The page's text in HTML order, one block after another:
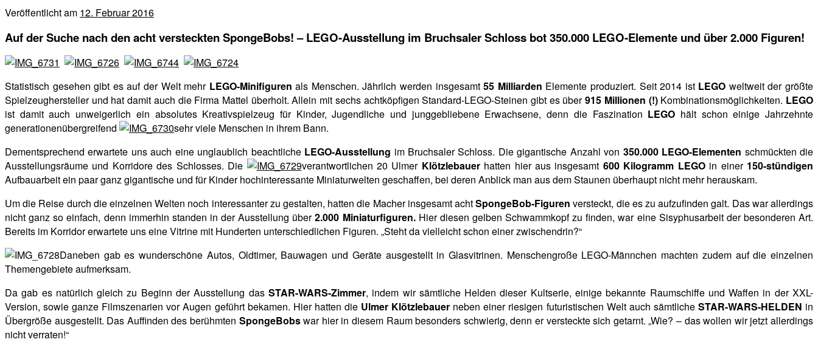
Veröffentlicht am 12. Februar 2016
Auf der Suche nach den acht versteckten SpongeBobs! – LEGO-Ausstellung im Bruchsaler Schloss bot 350.000 LEGO-Elemente und über 2.000 Figuren!
Statistisch gesehen gibt es auf der Welt mehr LEGO-Minifiguren als Menschen. Jährlich werden insgesamt55 Milliarden Elemente produziert. Seit 2014 ist LEGO weltweit der größte
Spielzeughersteller und hat damit auch die Firma Mattel überholt. Allein mit sechs achtköpfigen Standard-LEGO-Steinen gibt es über915 Millionen (!)Kombinationsmöglichkeiten. LEGO
ist damit auch unweigerlich ein absolutes Kreativspielzeug für Kinder, Jugendliche und junggebliebene Erwachsene, denn die Faszination LEGO hält schon einige Jahrzehnte
generationenübergreifend
sehr viele Menschen in ihrem Bann.
Dementsprechend erwartete uns auch eine unglaublich beachtliche LEGO-Ausstellung im Bruchsaler Schloss. Die gigantische Anzahl von 350.000 LEGO-Elementen schmückten die
Ausstellungsräume und Korridore des Schlosses. Die
verantwortlichen 20 Ulmer Klötzlebauerhatten hier aus insgesamt 600 Kilogramm LEGO in einer 150-stündigen
Aufbauarbeit ein paar ganz gigantische und für Kinder hochinteressante Miniaturwelten geschaffen, bei deren Anblick man aus dem Staunen überhaupt nicht mehr herauskam.
Um die Reise durch die einzelnen Welten noch interessanter zu gestalten, hatten die Macher insgesamt achtSpongeBob-Figuren versteckt, die es zu aufzufinden galt. Das war allerdings
nicht ganz so einfach, denn immerhin standen in der Ausstellung über2.000 Miniaturfiguren.Hier diesen gelben Schwammkopf zu finden, war eine Sisyphusarbeit der besonderen Art.
Bereits im Korridor erwartete uns eine Vitrine mit Hunderten unterschiedlichen Figuren. „Steht da vielleicht schon einer zwischendrin?“
Daneben gab es wunderschöne Autos, Oldtimer, Bauwagen und Geräte ausgestellt in Glasvitrinen. Menschengroße LEGO-Männchen machten zudem auf die einzelnen
Themengebiete aufmerksam.
Da gab es natürlich gleich zu Beginn der Ausstellung das STAR-WARS-Zimmer, indem wir sämtliche Helden dieser Kultserie, einige bekannte Raumschiffe und Waffen in der XXL-
Version, sowie ganze Filmszenarien vor Augen geführt bekamen. Hier hatten die Ulmer Klötzlebauer neben einer riesigen futuristischen Welt auch sämtliche STAR-WARS-HELDEN in
Übergröße ausgestellt. Das Auffinden des berühmten SpongeBobswar hier in diesem Raum besonders schwierig, denn er versteckte sich getarnt. „Wie? – das wollen wir jetzt allerdings
nicht verraten!“